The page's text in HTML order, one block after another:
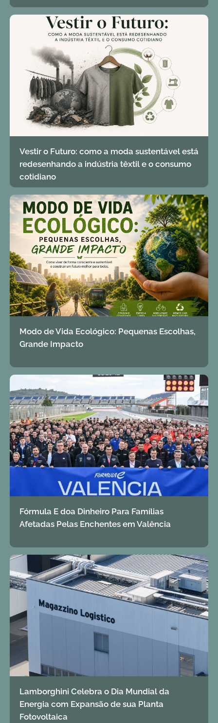
Vestir o Futuro: como a moda sustentável está
redesenhando a indústria têxtil e o consumo
cotidiano
Modo de Vida Ecológico: Pequenas Escolhas,
Grande Impacto
Fórmula E doa Dinheiro Para Famílias
Afetadas Pelas Enchentes em Valência
Lamborghini Celebra o Dia Mundial da
Energia com Expansão de sua Planta
Fotovoltaica